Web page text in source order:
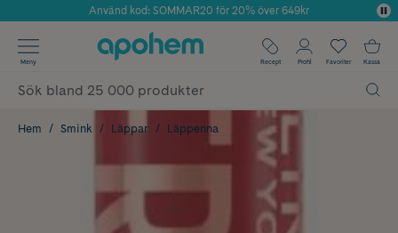
Årets Butik 2025 inom Skönhet
Använd kod: SOMMAR20 för 20% över 649kr
✓ Fri frakt
✓ Poäng på alla köp*
Meny Recept Profil Favoriter Kassa
Hem Smink Läppar Läppenna